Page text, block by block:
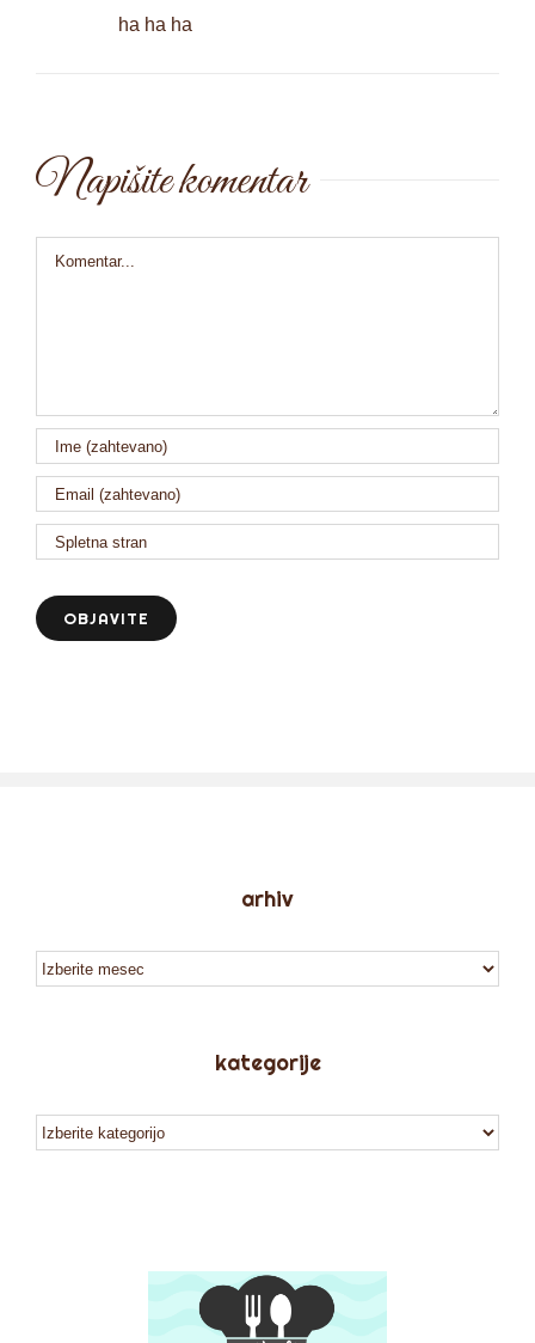
ha ha ha
Napišite komentar
Comment
arhiv
arhiv
kategorije
kategorije